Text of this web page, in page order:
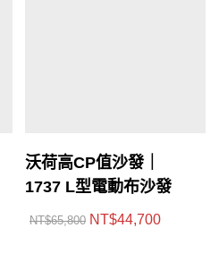
沃荷高CP值沙發｜
1737 L型電動布沙發
NT$65,800 NT$44,700